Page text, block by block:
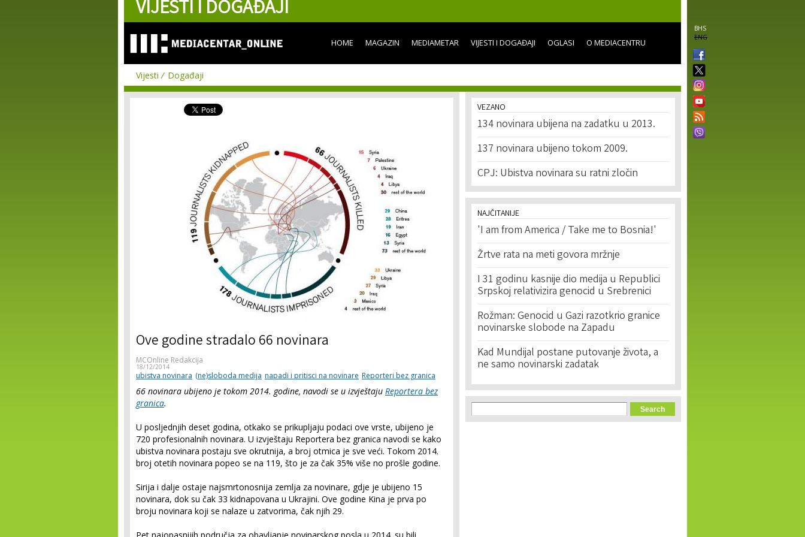
content
VIJESTI I DOGAĐAJI
BHS
ENG
HOME MAGAZIN MEDIAMETAR VIJESTI I DOGAĐAJI OGLASI O MEDIACENTRU
Vijesti Događaji
Ove godine stradalo 66 novinara
MCOnline Redakcija
18/12/2014
ubistva novinara (ne)sloboda medija napadi i pritisci na novinare Reporteri bez granica
66 novinara ubijeno je tokom 2014. godine, navodi se u izvještaju Reportera bez
granica.
U posljednjih deset godina, otkako se prikupljaju podaci ove vrste, ubijeno je
720 profesionalnih novinara. U izvještaju Reportera bez granica navodi se kako
ubistva novinara postaju sve okrutnija, a broj otmica je sve veći. Tokom 2014.
broj otetih novinara popeo se na 119, što je za čak 35% više no prošle godine.
Sirija i dalje ostaje najsmrtonosnija zemlja za novinare, gdje je ubijeno 15
novinara, dok su čak 33 kidnapovana u Ukrajini. Ove godine Kina je prva po
broju novinara koji se nalaze u zatvorima, čak njih 29.
VEZANO
134 novinara ubijena na zadatku u 2013.
137 novinara ubijeno tokom 2009.
CPJ: Ubistva novinara su ratni zločin
NAJČITANIJE
'I am from America / Take me to Bosnia!'
Žrtve rata na meti govora mržnje
I 31 godinu kasnije dio medija u Republici
Srpskoj relativizira genocid u Srebrenici
Rožman: Genocid u Gazi razotkrio granice
novinarske slobode na Zapadu
Kad Mundijal postane putovanje života, a
ne samo novinarski zadatak
Search form
Search